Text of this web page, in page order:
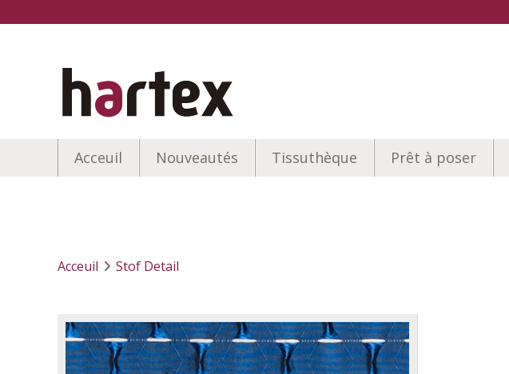
Acceuil Nouveautés Tissuthèque Prêt à poser
Acceuil Stof Detail